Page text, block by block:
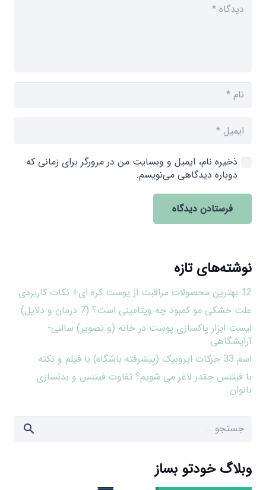
ذخیره نام، ایمیل و وبسایت من در مرورگر برای زمانی که
دوباره دیدگاهی می‌نویسم.
فرستادن دیدگاه
نوشته‌های تازه
12 بهترین محصولات مراقبت از پوست کره ای+ نکات کاربردی
علت خشکی مو کمبود چه ویتامینی است؟ (7 درمان و دلایل)
لیست ابزار پاکسازی پوست در خانه (و تصویر) سالنی-
آرایشگاهی
اسم 33 حرکات ایروبیک (پیشرفته باشگاه) با فیلم و نکته
با فیتنس چقدر لاغر می شویم؟ تفاوت فیتنس و بدنسازی
بانوان
جستجو
وبلاگ خودتو بساز